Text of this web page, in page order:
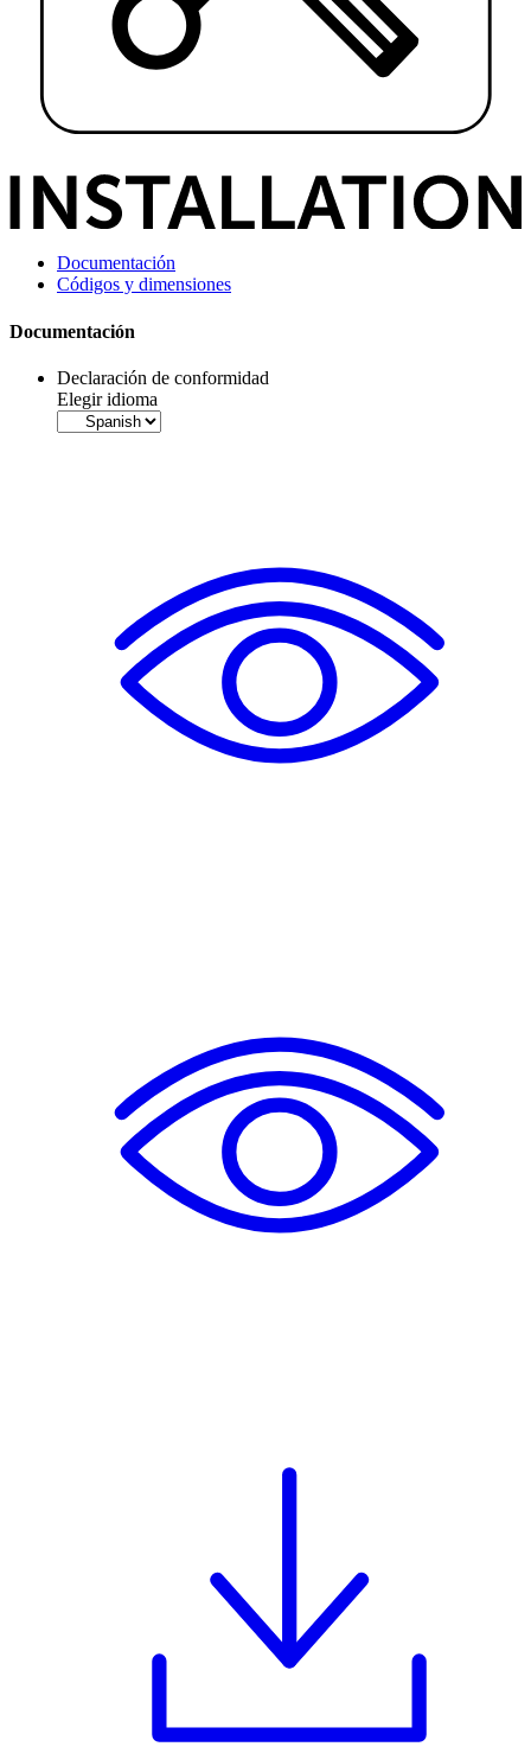
Documentación
Códigos y dimensiones
Documentación
Declaración de conformidad
Elegir idioma